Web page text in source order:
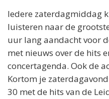
Iedere zaterdagmiddag
luisteren naar de
uur lang aandacht voor
met nieuws over de hits
concertagenda. Ook de
Kortom je
30 met de hits van de